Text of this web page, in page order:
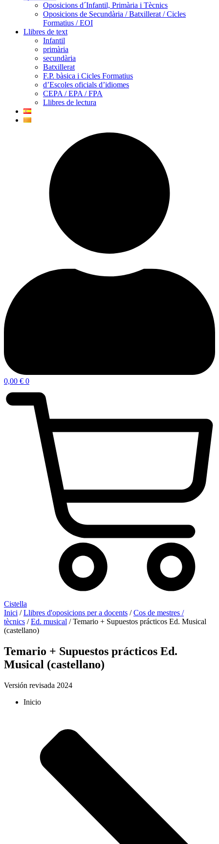
Oposicions d´Infantil, Primària i Tècnics
Oposicions de Secundària / Batxillerat / Cicles
Formatius / EOI
Llibres de text
Infantil
primària
secundària
Batxillerat
F.P. bàsica i Cicles Formatius
d’Escoles oficials d’idiomes
CEPA / EPA / FPA
Llibres de lectura
0,00 € 0
Cistella
Inici /Llibres d'oposicions per a docents /Cos de mestres /
tècnics /Ed. musical / Temario + Supuestos prácticos Ed. Musical
(castellano)
Temario + Supuestos prácticos Ed.
Musical (castellano)
Versión revisada 2024
Inicio